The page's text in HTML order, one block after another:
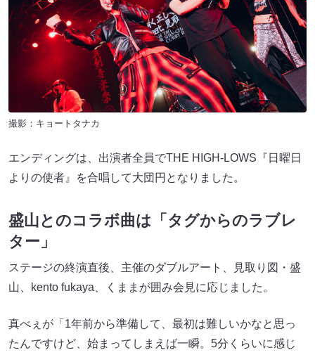
撮影：キョートタナカ
エンディングは、出演者全員でTHE HIGH-LOWS『日曜日
よりの使者』を合唱して大団円となりました。
盛山とのコラボ曲は「タグからのラブレ
ター」
ステージの終演直後、主催のダブルアート、見取り図・盛
山、kento fukaya、くままが囲み会見に応じました。
真べぇが「1年前から準備して、最初は難しいかなと思っ
たんですけど、始まってしまえば一瞬。5分くらいに感じ